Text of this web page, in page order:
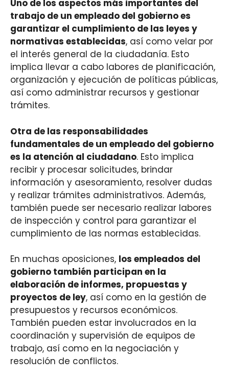
Uno de los aspectos más importantes del
trabajo de un empleado del gobierno es
garantizar el cumplimiento de las leyes y
normativas establecidas, así como velar por
el interés general de la ciudadanía. Esto
implica llevar a cabo labores de planificación,
organización y ejecución de políticas públicas,
así como administrar recursos y gestionar
trámites.
Otra de las responsabilidades
fundamentales de un empleado del gobierno
es la atención al ciudadano. Esto implica
recibir y procesar solicitudes, brindar
información y asesoramiento, resolver dudas
y realizar trámites administrativos. Además,
también puede ser necesario realizar labores
de inspección y control para garantizar el
cumplimiento de las normas establecidas.
En muchas oposiciones, los empleados del
gobierno también participan en la
elaboración de informes, propuestas y
proyectos de ley, así como en la gestión de
presupuestos y recursos económicos.
También pueden estar involucrados en la
coordinación y supervisión de equipos de
trabajo, así como en la negociación y
resolución de conflictos.